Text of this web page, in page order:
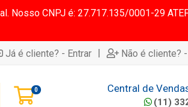
Nosso CNPJ é: 27.717.135/0001-29
Já é cliente? - Entrar | Não é cliente?
0 Central de
(11)